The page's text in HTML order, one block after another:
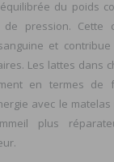
du poids
pression. Cette
et
Les lattes dans
en termes de
avec le
plus